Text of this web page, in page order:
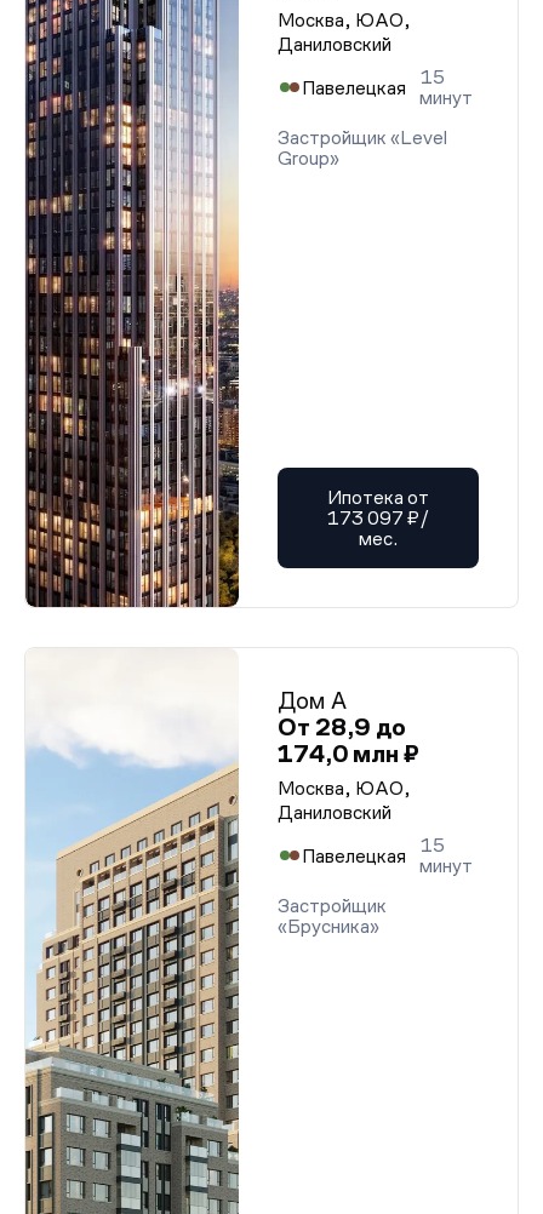
Москва, ЮАО,
Даниловский
Павелецкая
15
минут
Застройщик «Level
Group»
Ипотека от
173 097 ₽/
мес.
Дом А
От 28,9 до
174,0 млн ₽
Москва, ЮАО,
Даниловский
Павелецкая
15
минут
Застройщик
«Брусника»